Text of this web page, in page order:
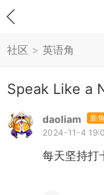
社区 > 英语角
Speak Like a
daoliam 新
2024-11-4
每天坚持打